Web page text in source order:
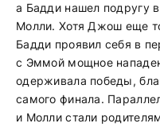
а Бадди нашел подругу
Молли. Хотя Джош еще
Бадди проявил себя в
с Эммой мощное
одерживала победы,
самого финала.
и Молли стали